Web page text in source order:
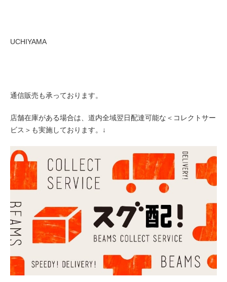
UCHIYAMA
通信販売も承っております。
店舗在庫がある場合は、道内全域翌日配達可能な＜コレクトサー
ビス＞も実施しております。↓